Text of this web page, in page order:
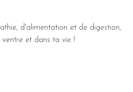
d'alimentation et de digestion,
et dans ta vie !